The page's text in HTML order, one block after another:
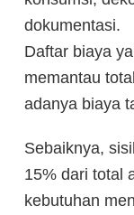
dokumentasi.
Daftar biaya
memantau
adanya biaya
Sebaiknya,
15% dari total
kebutuhan